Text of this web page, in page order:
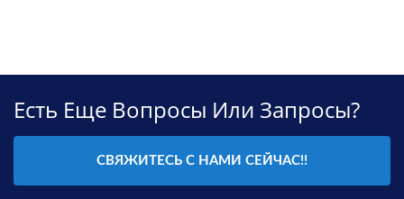
Есть Еще Вопросы Или Запросы?
СВЯЖИТЕСЬ С НАМИ СЕЙЧАС!!